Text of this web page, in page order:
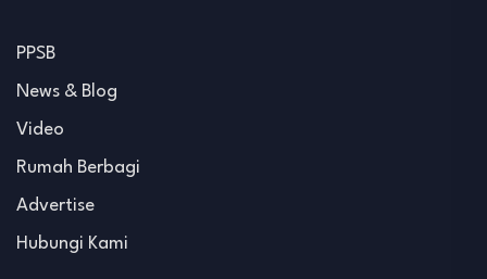
PPSB
News & Blog
Video
Rumah Berbagi
Advertise
Hubungi Kami